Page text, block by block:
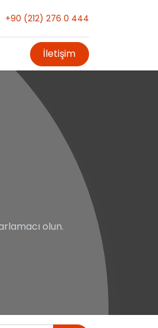
+90 (212) 276 0 444
İletişim
olun.